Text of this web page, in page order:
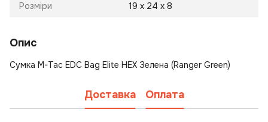
Розміри 19 х 24 х 8
Опис
Сумка M-Tac EDC Bag Elite HEX Зелена (Ranger Green)
Доставка Оплата